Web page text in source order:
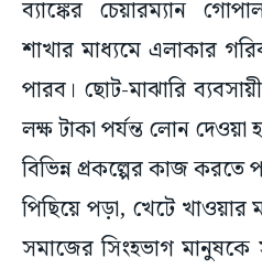
ব্যাঙ্কের চেয়ারম্যান
শাখার মাধ্যমে এলাকার
পারব। ছোট-মাঝারি
লক্ষ টাকা পর্যন্ত লোন দেওয়া
বিভিন্ন প্রকল্পের কাজ
পিছিয়ে পড়া, খেটে
সমাজের সিংহভাগ মানুষকে